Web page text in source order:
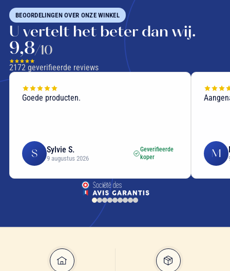
BEOORDELINGEN OVER ONZE WINKEL
U vertelt het beter dan wij.
9,8/10
2172geverifieerde reviews
Goede producten.
S Sylvie S.
9 augustus 2026
Geverifieerde
koper
M